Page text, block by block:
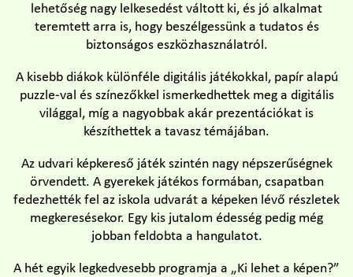
lehetőség nagy lelkesedést váltott ki, és jó alkalmat
teremtett arra is, hogy beszélgessünk a tudatos és
biztonságos eszközhasználatról.
A kisebb diákok különféle digitális játékokkal, papír alapú
puzzle-val és színezőkkel ismerkedhettek meg a digitális
világgal, míg a nagyobbak akár prezentációkat is
készíthettek a tavasz témájában.
Az udvari képkereső játék szintén nagy népszerűségnek
örvendett. A gyerekek játékos formában, csapatban
fedezhették fel az iskola udvarát a képeken lévő részletek
megkeresésekor. Egy kis jutalom édesség pedig még
jobban feldobta a hangulatot.
A hét egyik legkedvesebb programja a „Ki lehet a képen?”